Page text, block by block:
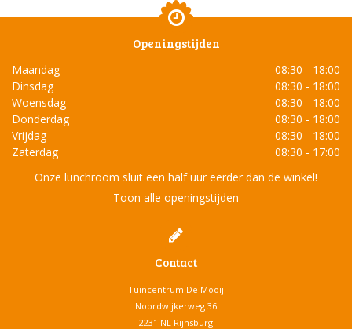
Openingstijden
Maandag
08:30 - 18:00
Dinsdag
08:30 - 18:00
Woensdag
08:30 - 18:00
Donderdag
08:30 - 18:00
Vrijdag
08:30 - 18:00
Zaterdag
08:30 - 17:00
Onze lunchroom sluit een half uur eerder dan de winkel!
Toon alle openingstijden
Contact
Tuincentrum De Mooij
Noordwijkerweg 36
2231 NL Rijnsburg